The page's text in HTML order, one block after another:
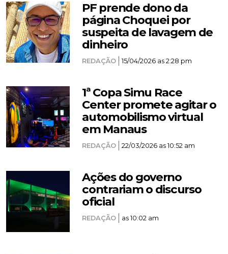
PF prende dono da
página Choquei por
suspeita de lavagem de
dinheiro
REDAÇÃO 15/04/2026 as 2:28 pm
1ª Copa Simu Race
Center promete agitar o
automobilismo virtual
em Manaus
REDAÇÃO 22/03/2026 as 10:52 am
Ações do governo
contrariam o discurso
oficial
REDAÇÃO as 10:02 am